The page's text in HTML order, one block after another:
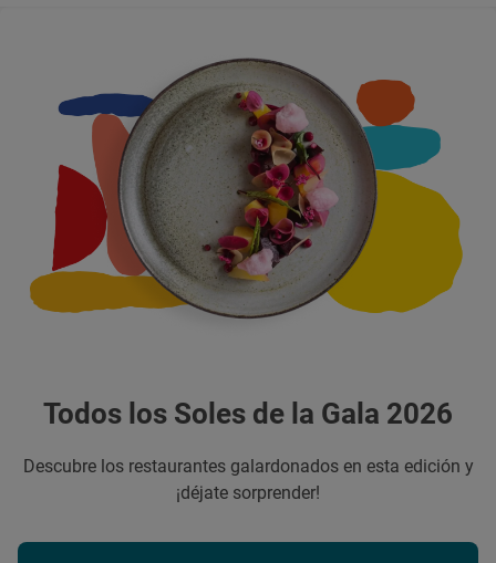
Todos los Soles de la Gala 2026
Descubre los restaurantes galardonados en esta edición y
¡déjate sorprender!